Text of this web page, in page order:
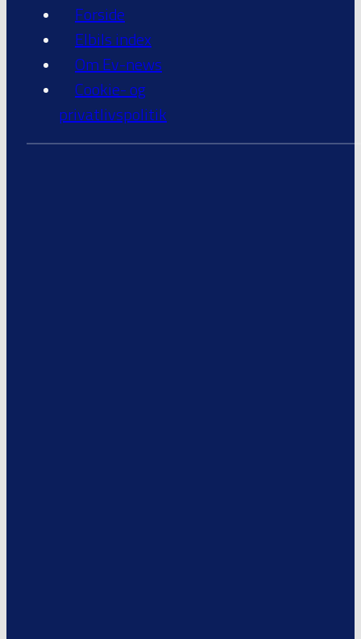
Forside
Elbils index
Om Ev-news
Cookie- og
privatlivspolitik